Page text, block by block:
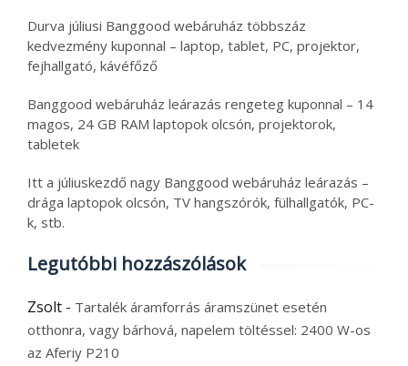
Durva júliusi Banggood webáruház többszáz
kedvezmény kuponnal – laptop, tablet, PC, projektor,
fejhallgató, kávéfőző
Banggood webáruház leárazás rengeteg kuponnal – 14
magos, 24 GB RAM laptopok olcsón, projektorok,
tabletek
Itt a júliuskezdő nagy Banggood webáruház leárazás –
drága laptopok olcsón, TV hangszórók, fülhallgatók, PC-
k, stb.
Legutóbbi hozzászólások
Zsolt - Tartalék áramforrás áramszünet esetén
otthonra, vagy bárhová, napelem töltéssel: 2400 W-os
az Aferiy P210